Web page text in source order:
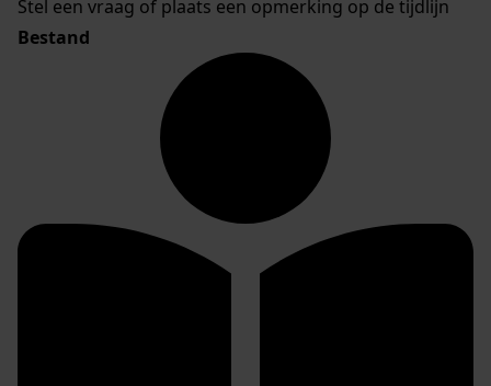
Stel een vraag of plaats een opmerking op de tijdlijn
Bestand